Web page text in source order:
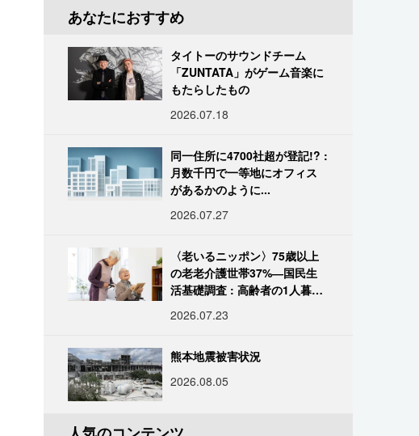
あなたにおすすめ
タイトーのサウンドチーム
「ZUNTATA」がゲーム音楽に
もたらしたもの
2026.07.18
同一住所に4700社超が登記!? :
月数千円で一等地にオフィス
があるかのように...
2026.07.27
〈老いるニッポン〉75歳以上
の老老介護世帯37%―国民生
活基礎調査 : 高齢者の1人暮ら
2026.07.23
熊本地震被害状況
2026.08.05